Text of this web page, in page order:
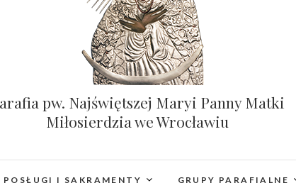
pw. Najświętszej Maryi Panny Matki
Miłosierdzia we Wrocławiu
POSŁUGI I SAKRAMENTY GRUPY PARAFIALNE